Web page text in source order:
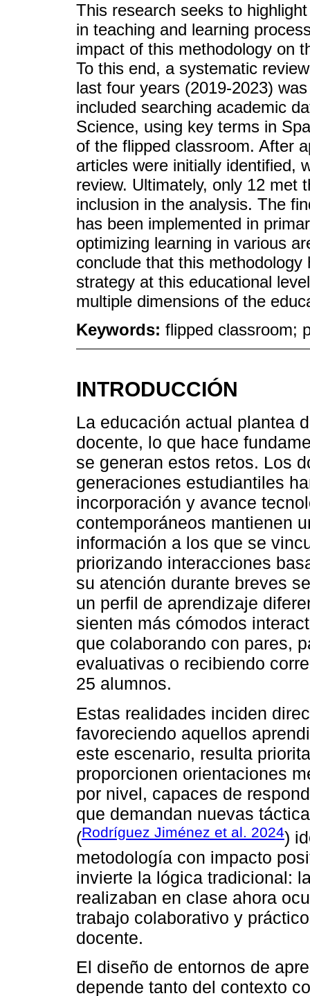
This research seeks to
in teaching and learning
impact of this methodology on
To this end, a systematic
last four years (2019-2023)
included searching academic
Science, using key terms in
of the flipped classroom. After
articles were initially identified,
review. Ultimately, only 12 met
inclusion in the analysis. The
has been implemented in
optimizing learning in various
conclude that this
strategy at this educational
multiple dimensions of the
Keywords: flipped classroom;
INTRODUCCIÓN
La educación actual plantea
docente, lo que hace
se generan estos retos. Los
generaciones estudiantiles
incorporación y avance
contemporáneos mantienen
información a los que se
priorizando interacciones
su atención durante breves
un perfil de aprendizaje
sienten más cómodos
que colaborando con pares,
evaluativas o recibiendo
25 alumnos.
Estas realidades inciden
favoreciendo aquellos
este escenario, resulta
proporcionen orientaciones
por nivel, capaces de
que demandan nuevas
(Rodríguez Jiménez et al. 2024)
metodología con impacto
invierte la lógica tradicional:
realizaban en clase ahora
trabajo colaborativo y
docente.
El diseño de entornos de
depende tanto del contexto